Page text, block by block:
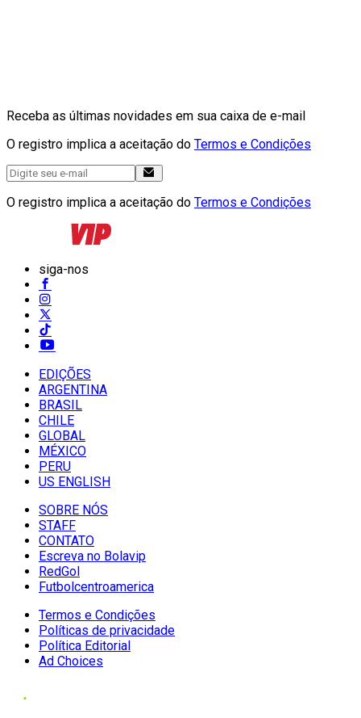
Receba as últimas novidades em sua caixa de e-mail
O registro implica a aceitação do Termos e Condições
O registro implica a aceitação do Termos e Condições
siga-nos
EDIÇÕES
ARGENTINA
BRASIL
CHILE
GLOBAL
MÉXICO
PERU
US ENGLISH
SOBRE NÓS
STAFF
CONTATO
Escreva no Bolavip
RedGol
Futbolcentroamerica
Termos e Condições
Políticas de privacidade
Política Editorial
Ad Choices